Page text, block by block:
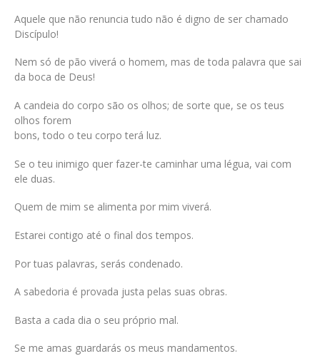
Aquele que não renuncia tudo não é digno de ser chamado
Discípulo!
Nem só de pão viverá o homem, mas de toda palavra que sai
da boca de Deus!
A candeia do corpo são os olhos; de sorte que, se os teus
olhos forem
bons, todo o teu corpo terá luz.
Se o teu inimigo quer fazer-te caminhar uma légua, vai com
ele duas.
Quem de mim se alimenta por mim viverá.
Estarei contigo até o final dos tempos.
Por tuas palavras, serás condenado.
A sabedoria é provada justa pelas suas obras.
Basta a cada dia o seu próprio mal.
Se me amas guardarás os meus mandamentos.